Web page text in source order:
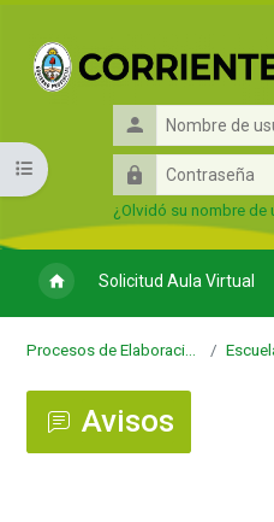
Nombre
de
usuario
Contraseña
¿Olvidó su nombre de
Solicitud Aula Virtual
Abrir índice del curso
Avisos